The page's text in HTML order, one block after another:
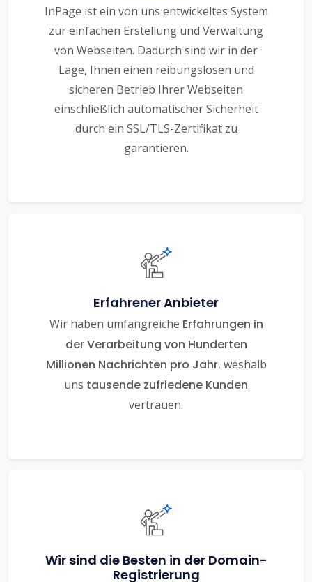
InPage ist ein von uns entwickeltes System
zur einfachen Erstellung und Verwaltung
von Webseiten. Dadurch sind wir in der
Lage, Ihnen einen reibungslosen und
sicheren Betrieb Ihrer Webseiten
einschließlich automatischer Sicherheit
durch ein SSL/TLS-Zertifikat zu
garantieren.
Erfahrener Anbieter
Wir haben umfangreiche Erfahrungen in
der Verarbeitung von Hunderten
Millionen Nachrichten pro Jahr, weshalb
uns tausende zufriedene Kunden
vertrauen.
Wir sind die Besten in der Domain-
Registrierung